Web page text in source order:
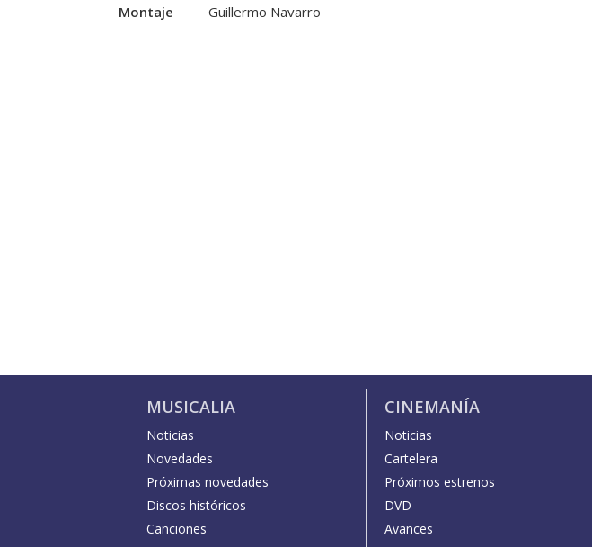
Montaje
Guillermo Navarro
MUSICALIA
Noticias
Novedades
Próximas novedades
Discos históricos
Canciones
CINEMANÍA
Noticias
Cartelera
Próximos estrenos
DVD
Avances